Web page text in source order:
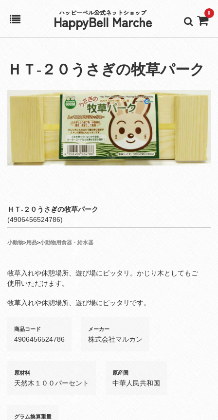
ハッピーベル公式ネットショップ
HappyBell Marche 0
アカウント
カート
ＨＴ‐２０うさぎの牧草パーク
ＨＴ‐２０うさぎの牧草パーク
(4906456524786)
小動物>用品>小動物用食器・給水器
牧草入れや休憩場所、遊び場にピッタリ。かじり木としてもご
使用いただけます。
牧草入れや休憩場所、遊び場にピッタリです。
商品コード
4906456524786
メーカー
株式会社マルカン
原材料
天然木１００パーセント
原産国
中華人民共和国
グラム換算重量